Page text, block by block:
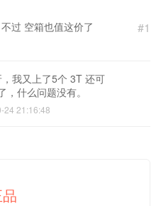
#1
过 空箱也值这价了
我又上了5个 3T 还可
什么问题没有。
24 21:16:48